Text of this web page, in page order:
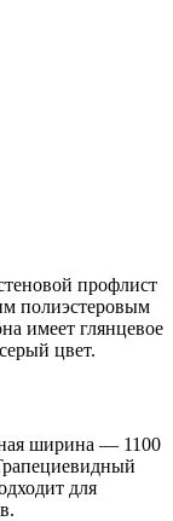
профлист
полиэстеровым
имеет глянцевое
цвет.
ширина — 1100
для